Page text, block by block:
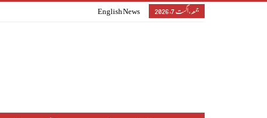
جمعہ, اگست 7, 2026 English News